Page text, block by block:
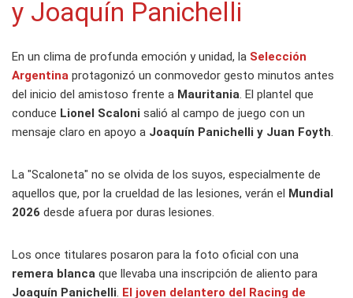
y Joaquín Panichelli
En un clima de profunda emoción y unidad, la Selección
Argentina protagonizó un conmovedor gesto minutos antes
del inicio del amistoso frente a Mauritania . El plantel que
conduce Lionel Scaloni salió al campo de juego con un
mensaje claro en apoyo a Joaquín Panichelli y Juan Foyth
La "Scaloneta" no se olvida de los suyos, especialmente de
aquellos que, por la crueldad de las lesiones, verán el Mundial
2026 desde afuera por duras lesiones.
Los once titulares posaron para la foto oficial con una
remera blanca que llevaba una inscripción de aliento para
Joaquín Panichelli El joven delantero del Racing de